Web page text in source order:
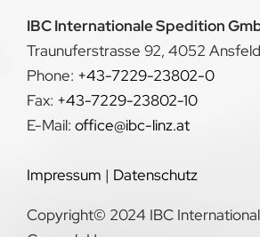
IBC Internationale Spedition
Traunuferstrasse 92, 4052
Phone: +43-7229-23802-0
Fax: +43-7229-23802-10
E-Mail: office@ibc-linz.at
Impressum | Datenschutz
Copyright© 2024 IBC